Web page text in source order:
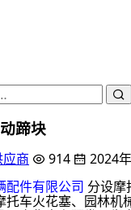
蹄块
商 914
2024
配件有限公司 分设摩
托车火花塞、园林机